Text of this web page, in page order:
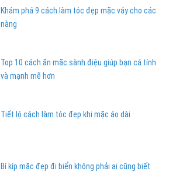
Khám phá 9 cách làm tóc đẹp mặc váy cho các
nàng
Top 10 cách ăn mặc sành điệu giúp bạn cá tính
và mạnh mẽ hơn
Tiết lộ cách làm tóc đẹp khi mặc áo dài
Bí kíp mặc đẹp đi biển không phải ai cũng biết